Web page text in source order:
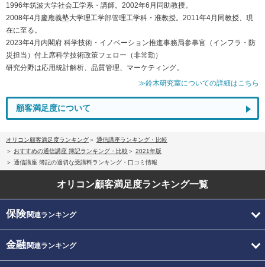
1996年筑波大学社会工学系・講師。2002年6月同助教授。
2008年4月慶應義塾大学理工学部管理工学科・准教授。2011年4月同教授、現
在に至る。
2023年4月内閣府 科学技術・イノベーション推進事務局参事官（インフラ・防
災担当）付上席科学技術政策フェロー（非常勤）
研究分野は応用統計解析、品質管理、マーケティング。
≫鈴木研究室についての詳細はこちら
顧客満足度について
オリコン顧客満足度ランキング
通信講座ランキング・比較
おすすめの通信講座 簿記ランキング・比較
2021年版
通信講座 簿記の適切な受講料ランキング・口コミ情報
オリコン顧客満足度ランキング一覧
保険関連ランキング
金融関連ランキング